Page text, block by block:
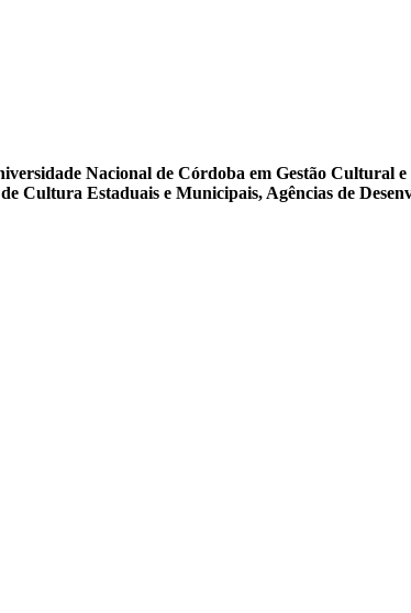
Nacional de Córdoba em Gestão Cultural
Cultura Estaduais e Municipais, Agências de